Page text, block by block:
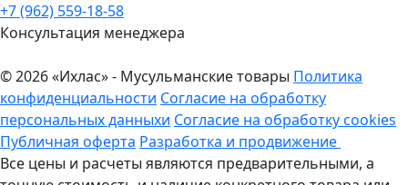
+7 (962) 559-18-58
Консультация менеджера
© 2026 «Ихлас» - Мусульманские товары Политика
конфиденциальности Согласие на обработку
персональных данныхи Согласие на обработку cookies
Публичная оферта Разработка и продвижение
Все цены и расчеты являются предварительными, а